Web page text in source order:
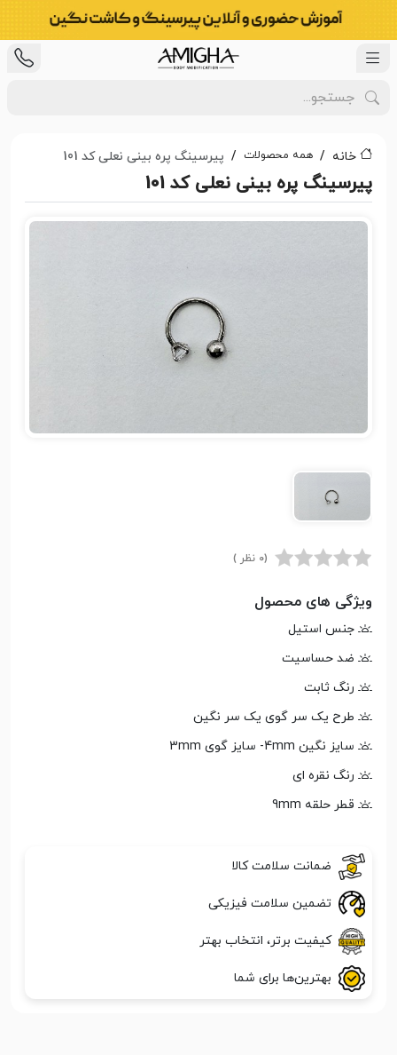
خانه همه محصولات پیرسینگ پره بینی نعلی کد 101
پیرسینگ پره بینی نعلی کد 101
(0 نظر )
ویژگی های محصول
جنس استیل
ضد حساسیت
رنگ ثابت
طرح یک سر گوی یک سر نگین
سایز نگین 4mm- سایز گوی 3mm
رنگ نقره ای
قطر حلقه 9mm
ضمانت سلامت کالا
تضمین سلامت فیزیکی
کیفیت برتر، انتخاب بهتر
بهترین‌ها برای شما